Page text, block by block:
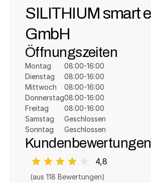
SILITHIUM smart
GmbH
Öffnungszeiten
Montag
Dienstag
Mittwoch
Donnerstag
Freitag
Samstag
Sonntag
08:00-16:00
08:00-16:00
08:00-16:00
08:00-16:00
08:00-16:00
Geschlossen
Geschlossen
Kundenbewertungen
4,8
(aus 118 Bewertungen)